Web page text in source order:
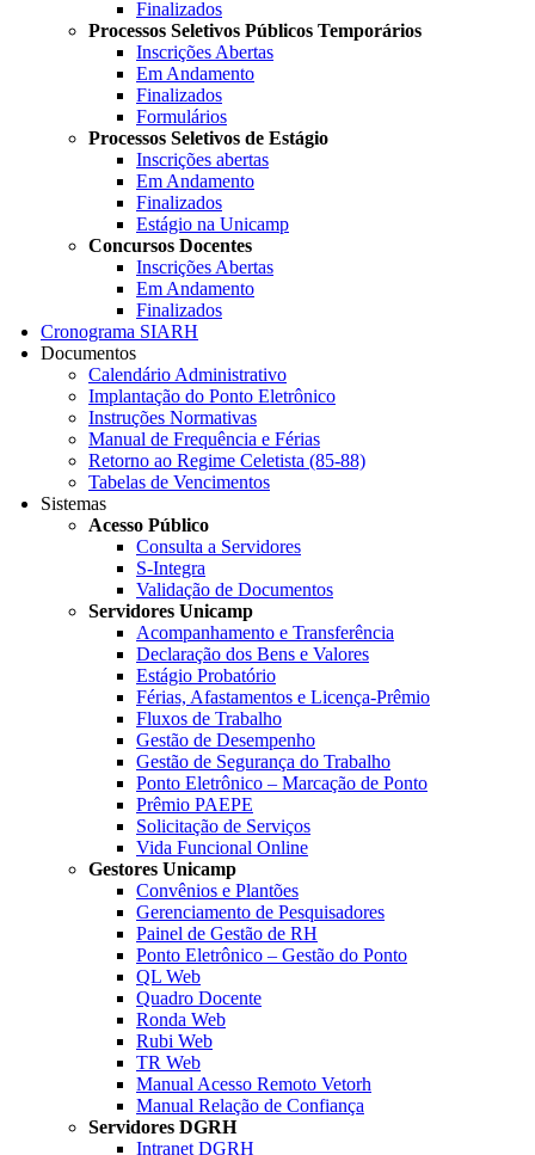
Finalizados
Processos Seletivos Públicos Temporários
Inscrições Abertas
Em Andamento
Finalizados
Formulários
Processos Seletivos de Estágio
Inscrições abertas
Em Andamento
Finalizados
Estágio na Unicamp
Concursos Docentes
Inscrições Abertas
Em Andamento
Finalizados
Cronograma SIARH
Documentos
Calendário Administrativo
Implantação do Ponto Eletrônico
Instruções Normativas
Manual de Frequência e Férias
Retorno ao Regime Celetista (85-88)
Tabelas de Vencimentos
Sistemas
Acesso Público
Consulta a Servidores
S-Integra
Validação de Documentos
Servidores Unicamp
Acompanhamento e Transferência
Declaração dos Bens e Valores
Estágio Probatório
Férias, Afastamentos e Licença-Prêmio
Fluxos de Trabalho
Gestão de Desempenho
Gestão de Segurança do Trabalho
Ponto Eletrônico – Marcação de Ponto
Prêmio PAEPE
Solicitação de Serviços
Vida Funcional Online
Gestores Unicamp
Convênios e Plantões
Gerenciamento de Pesquisadores
Painel de Gestão de RH
Ponto Eletrônico – Gestão do Ponto
QL Web
Quadro Docente
Ronda Web
Rubi Web
TR Web
Manual Acesso Remoto Vetorh
Manual Relação de Confiança
Servidores DGRH
Intranet DGRH